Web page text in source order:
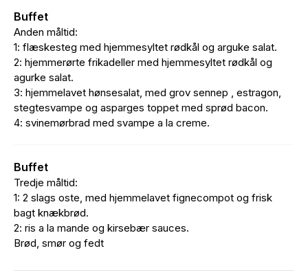
Buffet
Anden måltid:
1: flæskesteg med hjemmesyltet rødkål og arguke salat.
2: hjemmerørte frikadeller med hjemmesyltet rødkål og
agurke salat.
3: hjemmelavet hønsesalat, med grov sennep , estragon,
stegtesvampe og asparges toppet med sprød bacon.
4: svinemørbrad med svampe a la creme.
Buffet
Tredje måltid:
1: 2 slags oste, med hjemmelavet fignecompot og frisk
bagt knækbrød.
2: ris a la mande og kirsebær sauces.
Brød, smør og fedt